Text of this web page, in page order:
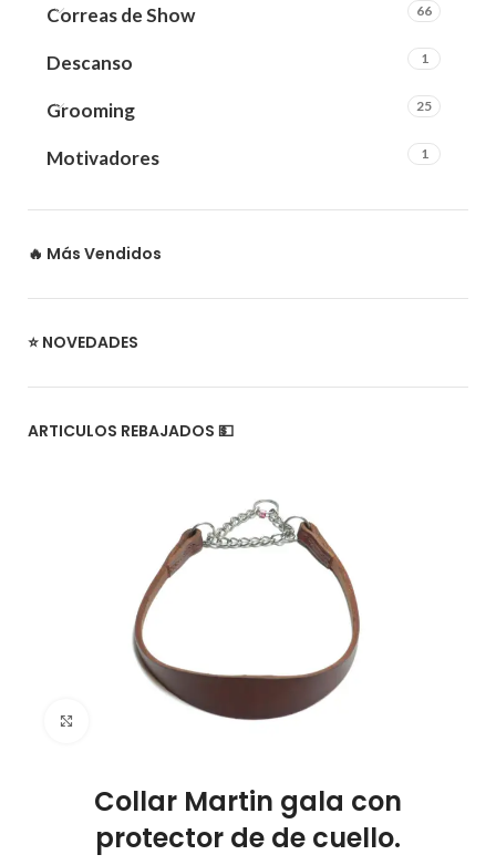
Correas de Show 66
Descanso 1
Grooming 25
Motivadores 1
🔥 Más Vendidos
⭐ NOVEDADES
ARTICULOS REBAJADOS 💵
Collar Martin gala con
protector de de cuello.